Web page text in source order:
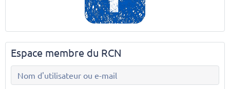
Espace membre du RCN